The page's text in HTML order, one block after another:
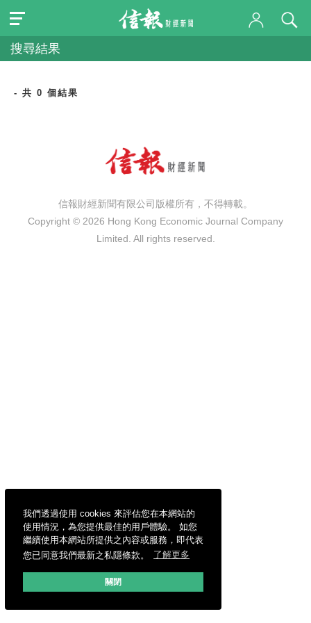
我們透過使用 cookies 來評估您在本網站的
使用情況，為您提供最佳的用戶體驗。 如您
繼續使用本網站所提供之內容或服務，即代表
您已同意我們最新之私隱條款。
了解更多
關閉
搜尋結果
- 共 0 個結果
信報財經新聞有限公司版權所有，不得轉載。
Copyright © 2026 Hong Kong Economic Journal Company
Limited. All rights reserved.